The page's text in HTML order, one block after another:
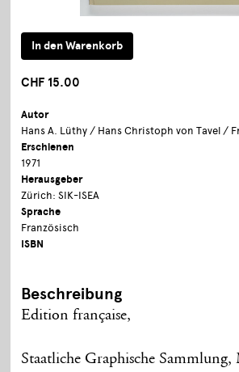
CHF 15.00
Autor
Hans A. Lüthy / Hans Christoph von Tavel /
Erschienen
1971
Herausgeber
Zürich: SIK-ISEA
Sprache
Französisch
ISBN
Beschreibung
Edition française,
Staatliche Graphische